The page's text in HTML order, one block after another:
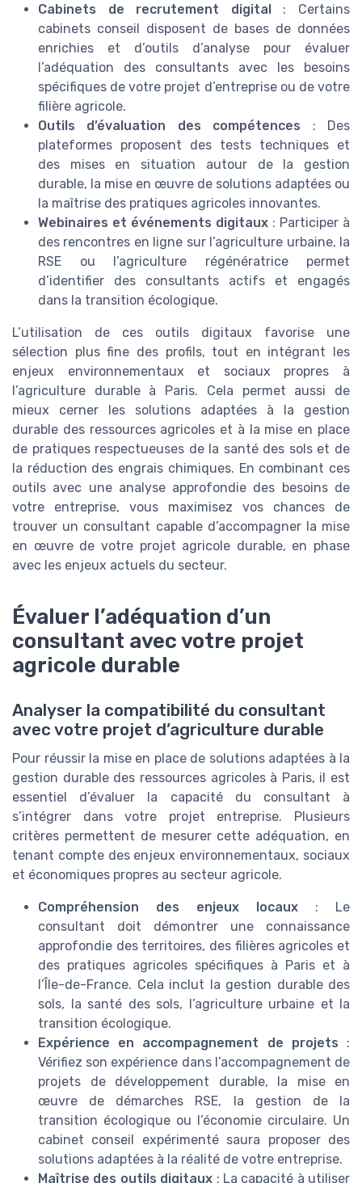
Cabinets de recrutement digital: Certains
cabinets conseil disposent de bases de données
enrichies et d’outils d’analyse pour évaluer
l’adéquation des consultants avec les besoins
spécifiques de votre projet d’entreprise ou de votre
filière agricole.
Outils d’évaluation des compétences : Des
plateformes proposent des tests techniques et
des mises en situation autour de la gestion
durable, la mise en œuvre de solutions adaptées ou
la maîtrise des pratiques agricoles innovantes.
Webinaires et événements digitaux : Participer à
des rencontres en ligne sur l’agriculture urbaine, la
RSE ou l’agriculture régénératrice permet
d’identifier des consultants actifs et engagés
dans la transition écologique.
L’utilisation de ces outils digitaux favorise une
sélection plus fine des profils, tout en intégrant les
enjeux environnementaux et sociaux propres à
l’agriculture durable à Paris. Cela permet aussi de
mieux cerner les solutions adaptées à la gestion
durable des ressources agricoles et à la mise en place
de pratiques respectueuses de la santé des sols et de
la réduction des engrais chimiques. En combinant ces
outils avec une analyse approfondie des besoins de
votre entreprise, vous maximisez vos chances de
trouver un consultant capable d’accompagner la mise
en œuvre de votre projet agricole durable, en phase
avec les enjeux actuels du secteur.
Évaluer l’adéquation d’un
consultant avec votre projet
agricole durable
Analyser la compatibilité du consultant
avec votre projet d’agriculture durable
Pour réussir la mise en place de solutions adaptées à la
gestion durable des ressources agricoles à Paris, il est
essentiel d’évaluer la capacité du consultant à
s’intégrer dans votre projet entreprise. Plusieurs
critères permettent de mesurer cette adéquation, en
tenant compte des enjeux environnementaux, sociaux
et économiques propres au secteur agricole.
Compréhension des enjeux locaux : Le
consultant doit démontrer une connaissance
approfondie des territoires, des filières agricoles et
des pratiques agricoles spécifiques à Paris et à
l’Île-de-France. Cela inclut la gestion durable des
sols, la santé des sols, l’agriculture urbaine et la
transition écologique.
Expérience en accompagnement de projets :
Vérifiez son expérience dans l’accompagnement de
projets de développement durable, la mise en
œuvre de démarches RSE, la gestion de la
transition écologique ou l’économie circulaire. Un
cabinet conseil expérimenté saura proposer des
solutions adaptées à la réalité de votre entreprise.
Maîtrise des outils digitaux : La capacité à utiliser